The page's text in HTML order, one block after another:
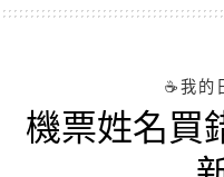
☕️我的
機票姓名買